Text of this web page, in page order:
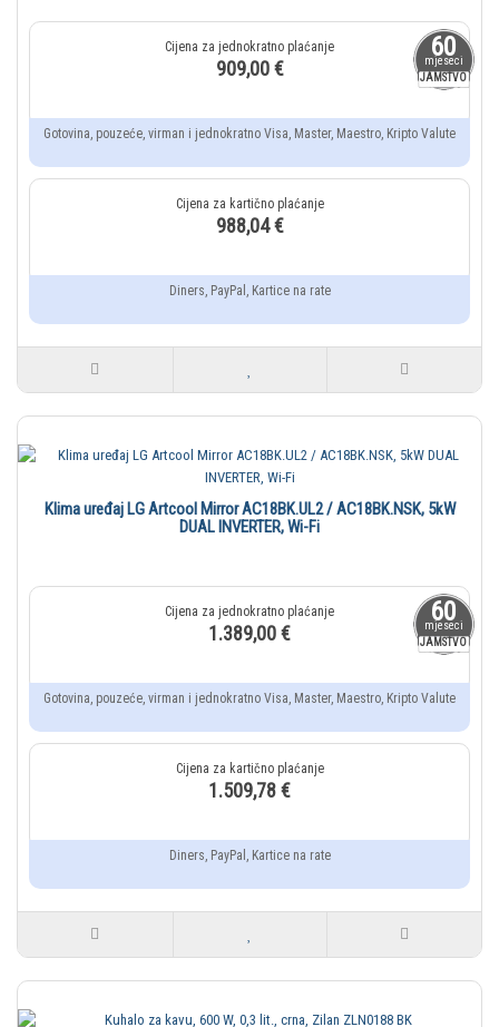
60
mjeseci
JAMSTVO
909,00 €
Gotovina, pouzeće, virman i jednokratno Visa, Master, Maestro, Kripto Valute
988,04 €
Diners, PayPal, Kartice na rate
60
mjeseci
JAMSTVO
Klima uređaj LG Artcool Mirror AC18BK.UL2 / AC18BK.NSK, 5kW
DUAL INVERTER, Wi-Fi
1.389,00 €
Gotovina, pouzeće, virman i jednokratno Visa, Master, Maestro, Kripto Valute
1.509,78 €
Diners, PayPal, Kartice na rate